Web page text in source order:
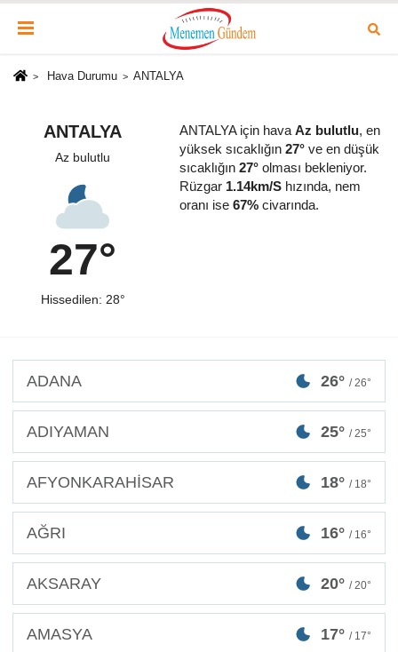
Hava Durumu ANTALYA
ANTALYA
Az bulutlu
27°
Hissedilen: 28°
ANTALYA için hava Az bulutlu, en
yüksek sıcaklığın 27°ve en düşük
sıcaklığın 27°olması bekleniyor.
Rüzgar 1.14km/Shızında, nem
oranı ise 67%civarında.
ADANA 26° / 26°
ADIYAMAN 25° / 25°
AFYONKARAHİSAR 18° / 18°
AĞRI 16° / 16°
AKSARAY 20° / 20°
AMASYA 17° / 17°